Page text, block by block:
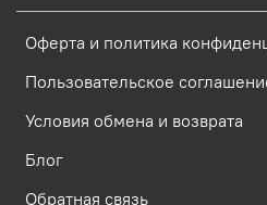
Оферта и политика
Пользовательское
Условия обмена и возврата
Блог
Обратная связь